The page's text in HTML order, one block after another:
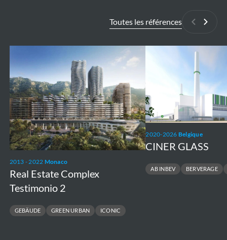
Toutes les références
2013 - 2022 Monaco
Real Estate Complex
Testimonio 2
GEBÄUDE GREEN URBAN ICONIC
Estate
Complex
Testimonio
2
2020-2026 Belgique
CINER GLASS
AB INBEV BERVERAGE